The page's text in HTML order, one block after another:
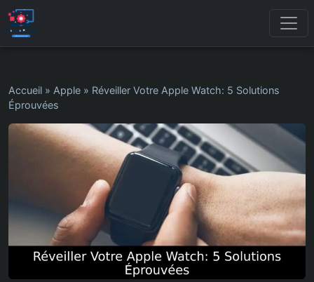
Accueil » Apple » Réveiller Votre Apple Watch: 5 Solutions
Éprouvées